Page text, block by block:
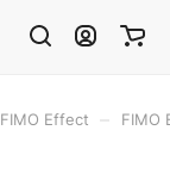
FIMO Effect FIMO